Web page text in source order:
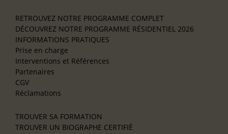
RETROUVEZ NOTRE PROGRAMME COMPLET
DÉCOUVREZ NOTRE PROGRAMME RÉSIDENTIEL 2026
INFORMATIONS PRATIQUES
Prise en charge
Interventions et Références
Partenaires
CGV
Réclamations
TROUVER SA FORMATION
TROUVER UN BIOGRAPHE CERTIFIÉ